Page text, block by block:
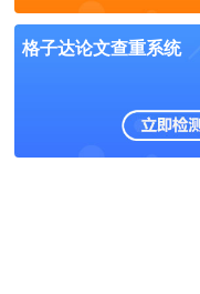
格子达论文查重系统